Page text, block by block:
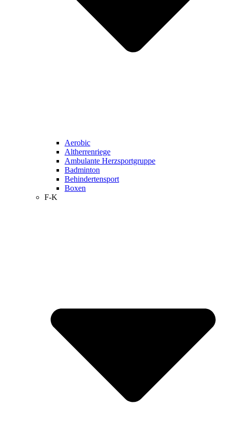
Aerobic
Altherrenriege
Ambulante Herzsportgruppe
Badminton
Behindertensport
Boxen
F-K